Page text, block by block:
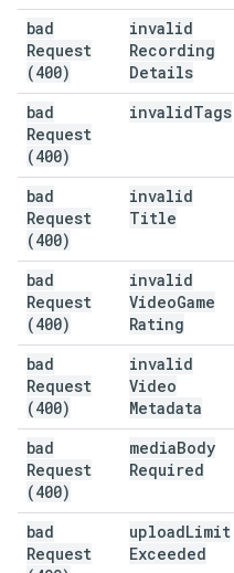
bad
Request
(400)
invalid
Recording
Details
bad
Request
(400)
invalidTags
bad
Request
(400)
invalid
Title
bad
Request
(400)
invalid
VideoGame
Rating
bad
Request
(400)
invalid
Video
Metadata
bad
Request
(400)
mediaBody
Required
bad
Request
uploadLimit
Exceeded